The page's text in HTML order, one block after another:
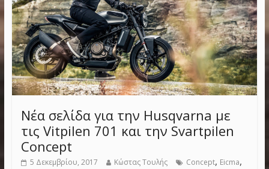
Νέα σελίδα για την Husqvarna με
τις Vitpilen 701 και την Svartpilen
Concept
5 Δεκεμβρίου, 2017 Κώστας Τουλής Concept, Eicma,